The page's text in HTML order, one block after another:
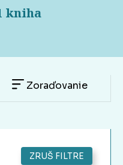
kniha
Zoraďovanie
ZRUŠ FILTRE